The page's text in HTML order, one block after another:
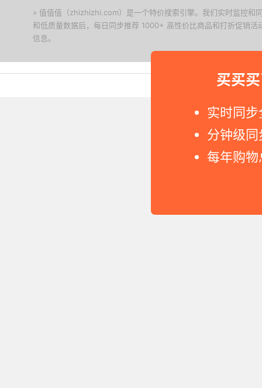
买买
实时同
分钟级
每年购
» 值值值（zhizhizhi.com）是一个特价搜索引擎。我们实时监控和
和低质量数据后，每日同步推荐 1000+ 高性价比商品和打折促销
信息。
Copyright © 2011-2026 网购